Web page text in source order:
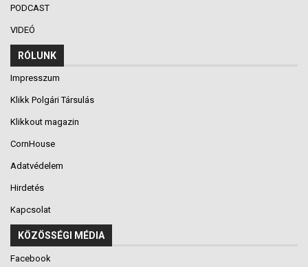
PODCAST
VIDEÓ
RÓLUNK
Impresszum
Klikk Polgári Társulás
Klikkout magazin
CornHouse
Adatvédelem
Hirdetés
Kapcsolat
KÖZÖSSÉGI MÉDIA
Facebook